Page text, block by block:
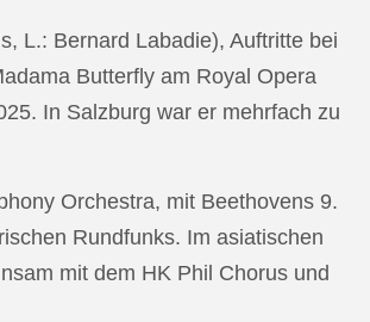
L.: Bernard Labadie), Auftritte bei
Butterfly am Royal Opera
In Salzburg war er mehrfach zu
Orchestra, mit Beethovens 9.
Rundfunks. Im asiatischen
mit dem HK Phil Chorus und